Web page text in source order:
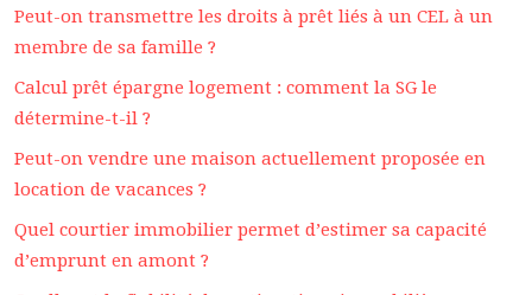
Peut-on transmettre les droits à prêt liés à un CEL à un
membre de sa famille ?
Calcul prêt épargne logement : comment la SG le
détermine-t-il ?
Peut-on vendre une maison actuellement proposée en
location de vacances ?
Quel courtier immobilier permet d’estimer sa capacité
d’emprunt en amont ?